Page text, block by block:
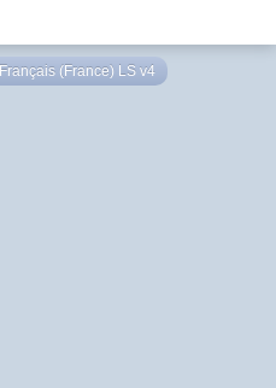
Français (France) LS v4